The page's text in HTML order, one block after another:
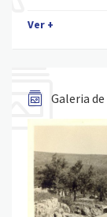
Ver +
Galeria de